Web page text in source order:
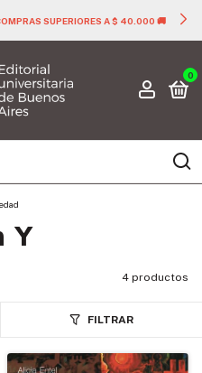
SUPERIORES A $ 40.000 🚚
0
Y
4 productos
FILTRAR